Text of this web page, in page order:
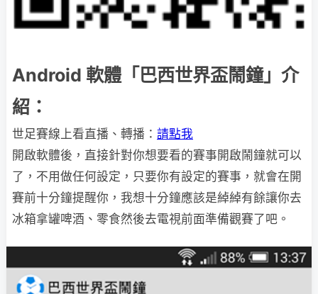
Android 軟體「巴西世界盃鬧鐘」介
紹：
世足賽線上看直播、轉播： 請點我
開啟軟體後，直接針對你想要看的賽事開啟鬧鐘就可以
了，不用做任何設定，只要你有設定的賽事，就會在開
賽前十分鐘提醒你，我想十分鐘應該是綽綽有餘讓你去
冰箱拿罐啤酒、零食然後去電視前面準備觀賽了吧。